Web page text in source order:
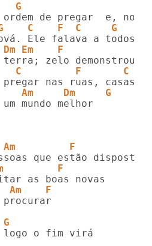
G
C    F  C     G
Dm Em    F
C         F       C
Am     Dm     G
mundo melhor
F
F
F
F  C